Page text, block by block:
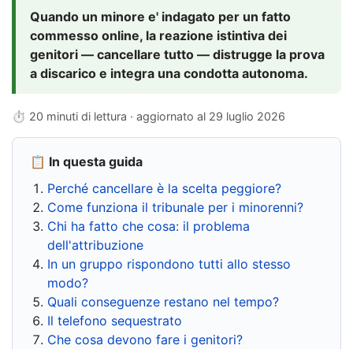
Quando un minore e' indagato per un fatto
commesso online, la reazione istintiva dei
genitori — cancellare tutto — distrugge la prova
a discarico e integra una condotta autonoma.
⏱ 20 minuti di lettura · aggiornato al 29 luglio 2026
📋 In questa guida
Perché cancellare è la scelta peggiore?
Come funziona il tribunale per i minorenni?
Chi ha fatto che cosa: il problema
dell'attribuzione
In un gruppo rispondono tutti allo stesso
modo?
Quali conseguenze restano nel tempo?
Il telefono sequestrato
Che cosa devono fare i genitori?